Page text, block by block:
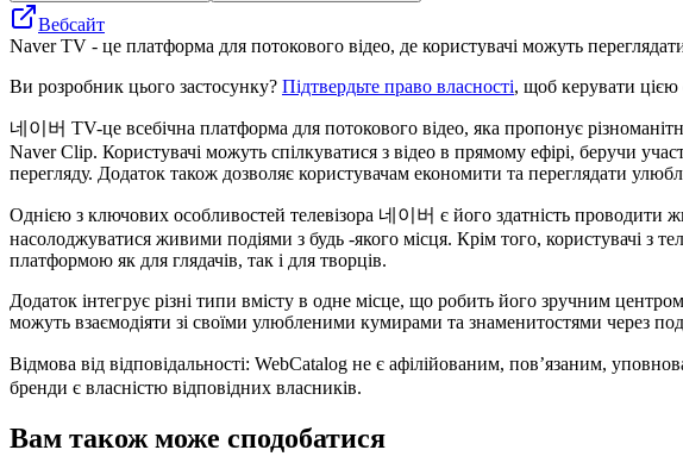
Вебсайт
Naver TV - це платформа для потокового відео, де користувачі можуть
Ви розробник цього застосунку? Підтвердьте право власності, щоб керувати цією
네이버 TV-це всебічна платформа для потокового відео, яка пропонує
Naver Clip. Користувачі можуть спілкуватися з відео в прямому ефірі, беручи
перегляду. Додаток також дозволяє користувачам економити та переглядати
Однією з ключових особливостей телевізора 네이버 є його здатність проводити
насолоджуватися живими подіями з будь -якого місця. Крім того, користувачі з
платформою як для глядачів, так і для творців.
Додаток інтегрує різні типи вмісту в одне місце, що робить його зручним
можуть взаємодіяти зі своїми улюбленими кумирами та знаменитостями через
Відмова від відповідальності: WebCatalog не є афілійованим, пов’язаним,
бренди є власністю відповідних власників.
Вам також може сподобатися